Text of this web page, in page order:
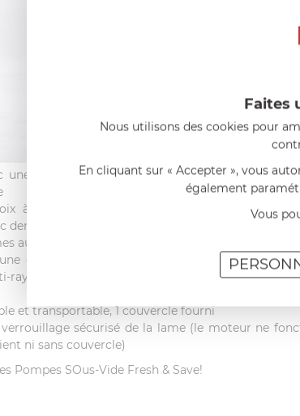
une puissance de 600 watts pour mélanger
à angles multiples en acier inoxydable
dentelure Piranha pour un mixage parfait
automatiques : Pulse et Smoothie
capacité de 550ml en Tritan sans BPA
rayure - lavage à la main recommandé/ ou
et transportable, 1 couvercle fourni
sécurisé de la lame (le moteur ne
ni sans couvercle)
Pompes SOus-Vide Fresh & Save!
Faites
Nous utilisons des cookies pour
En cliquant sur « Accepter », vous
également
Vous